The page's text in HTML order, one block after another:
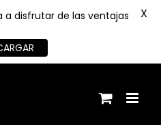
a disfrutar de las ventajas
X